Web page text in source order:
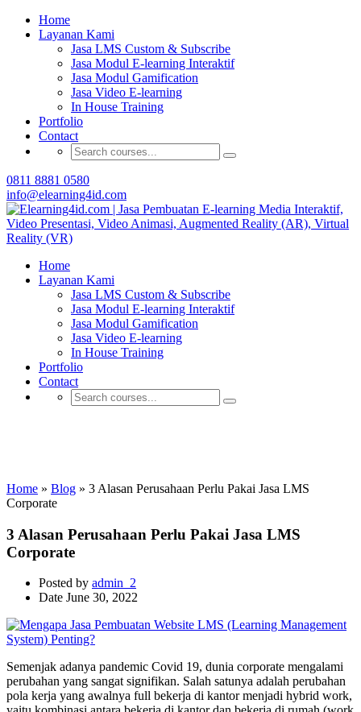
Home
Layanan Kami
Jasa LMS Custom & Subscribe
Jasa Modul E-learning Interaktif
Jasa Modul Gamification
Jasa Video E-learning
In House Training
Portfolio
Contact
0811 8881 0580
info@elearning4id.com
Home
Layanan Kami
Jasa LMS Custom & Subscribe
Jasa Modul E-learning Interaktif
Jasa Modul Gamification
Jasa Video E-learning
In House Training
Portfolio
Contact
Home » Blog » 3 Alasan Perusahaan Perlu Pakai Jasa LMS
Corporate
3 Alasan Perusahaan Perlu Pakai Jasa LMS
Corporate
Posted by admin_2
Date June 30, 2022
Semenjak adanya pandemic Covid 19, dunia corporate mengalami
perubahan yang sangat signifikan. Salah satunya adalah perubahan
pola kerja yang awalnya full bekerja di kantor menjadi hybrid work,
Buat Modul E-learning & LMS Anda Semakin
Menarik dengan Gamification
Hubungi Tim Elearning4id